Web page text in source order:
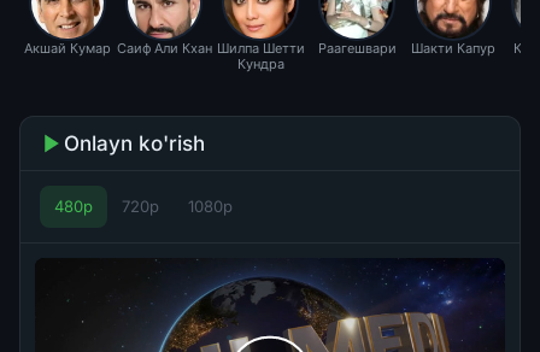
Акшай Кумар Саиф Али Кхан Шилпа Шетти
Кундра
Раагешвари Шакти Капур
Onlayn ko'rish
480p 720p 1080p